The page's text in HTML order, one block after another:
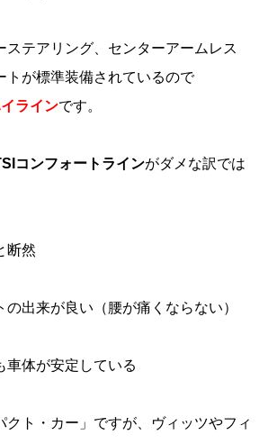
ステアリング、センターアームレス
トが標準装備されているので
ラインです。
コンフォートラインがダメな訳では
断然
出来が良い（腰が痛くならない）
体が安定している
クト・カー」ですが、ヴィッツやフィ